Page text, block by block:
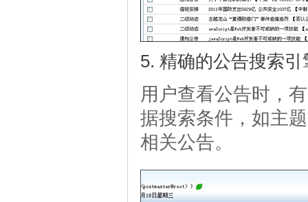
5. 精确的公告搜索
用户查看公告时，
据搜索条件，如主
相关公告。